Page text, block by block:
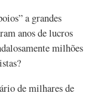
a grandes
anos de lucros
milhões
de milhares de